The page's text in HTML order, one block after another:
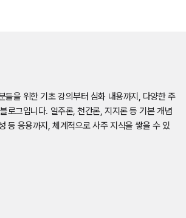
들을 위한 기초 강의부터 심화 내용까지, 다양한 주
로그입니다. 일주론, 천간론, 지지론 등 기본 개념
등 응용까지, 체계적으로 사주 지식을 쌓을 수 있